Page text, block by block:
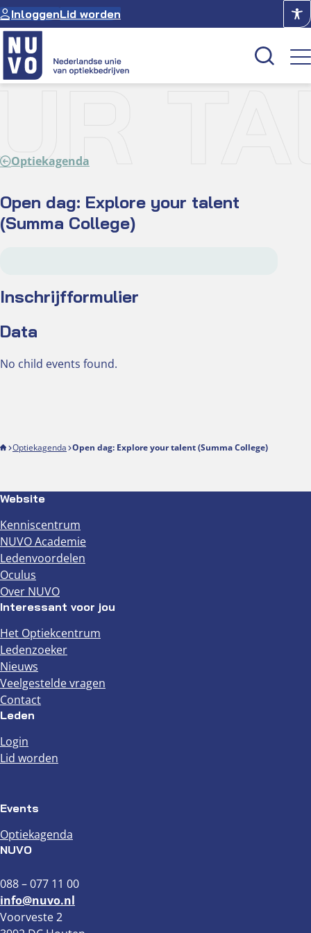
Ga
naar
de
inhoud
InloggenLid worden
Over NUVO
Optiekagenda
Open dag: Explore your talent
(Summa College)
Inschrijfformulier
Data
No child events found.
Optiekagenda Open dag: Explore your talent (Summa College)
Website
Kenniscentrum
NUVO Academie
Ledenvoordelen
Oculus
Over NUVO
Interessant voor jou
Het Optiekcentrum
Ledenzoeker
Nieuws
Veelgestelde vragen
Contact
Leden
Login
Lid worden
Events
Optiekagenda
NUVO
088 – 077 11 00
info@nuvo.nl
Voorveste 2